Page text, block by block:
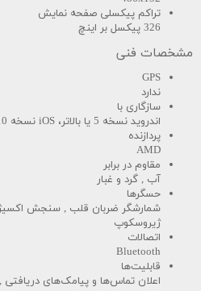
تراکم پیکسلی صفحه نمایش
326 پیکسل بر اینچ
مشخصات فنی
GPS
ندارد
سازگاری با
اندروید نسخه 5 یا بالاتر، iOS نسخه 10 یا بالاتر
پردازنده
AMD
مقاوم در برابر
آب , گرد و غبار
حسگرها
شمارشگر ضربان قلب , سنجش
ژیروسکوپ
اتصالات
Bluetooth
قابلیت‌ها
اعلان تماس‌ها و پیامک‌های